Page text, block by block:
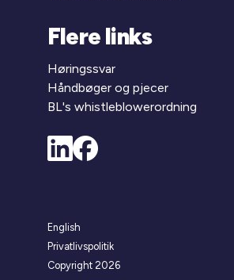
Flere links
Høringssvar
Håndbøger og pjecer
BL's whistleblowerordning
English
Privatlivspolitik
Copyright 2026